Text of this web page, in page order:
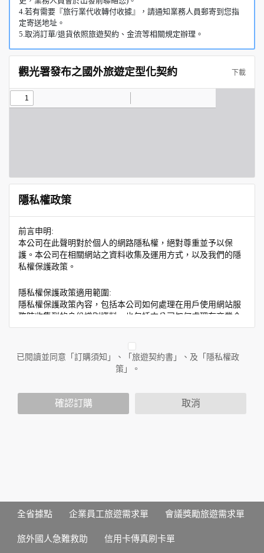
4.若有需要『旅行業代收轉付收據』，請通知業務人員郵寄到您指
定寄送地址。
5.取消訂單/退貨依照旅遊契約、金流等相關規定辦理。
觀光署發布之國外旅遊定型化契約 下載
隱私權政策
前言申明:
本公司在此聲明對於個人的網路隱私權，絕對尊重並予以保
護。本公司在相關網站之資料收集及運用方式，以及我們的隱
私權保護政策。
隱私權保護政策適用範圍:
隱私權保護政策內容，包括本公司如何處理在用戶使用網站服
務時收集到的身份識別資料，也包括本公司如何處理在商業合
作與本公司合作時分享的任何身份識別資料。隱私權保護政策
人員。例如您透過本公司旗下網站上的廣告廠商連結，這些置
放連結的廠商也可能蒐集您個人的資料。對於您主動提供的個
人資訊，這些廣告廠商或連結網站有其個別的隱私權保護政
您個人在本網站上的聊天室或討論區中任意公開個人資料的行
於一般瀏覽時，伺服器會自行記錄相關行徑，包括您使用連線
設備的 IP 位址、使用時間、使用的瀏覽器、瀏覽及點選資料記
用，決不對外公布。
已閱讀並同意「訂購須知」、「旅遊契約書」、及「隱私權政
策」。
確認訂購 取消
全省據點 企業員工旅遊需求單 會議獎勵旅遊需求單
旅外國人急難救助 信用卡傳真刷卡單